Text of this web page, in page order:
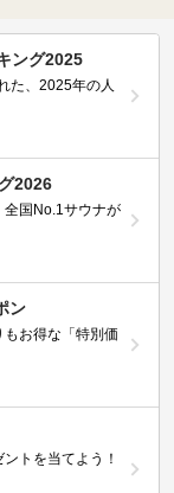
ング2025
た、2025年の人
2026
全国No.1サウナが
ン
お得な「特別価
トを当てよう！